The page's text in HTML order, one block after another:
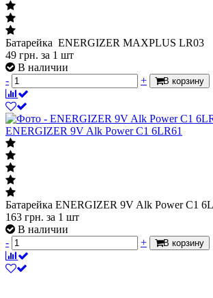
Батарейка ENERGIZER MAXPLUS LR03
49 грн. за 1 шт
В наличии
-
+ В корзину
ENERGIZER 9V Alk Power C1 6LR61
Батарейка ENERGIZER 9V Alk Power C1
163 грн. за 1 шт
В наличии
-
+ В корзину